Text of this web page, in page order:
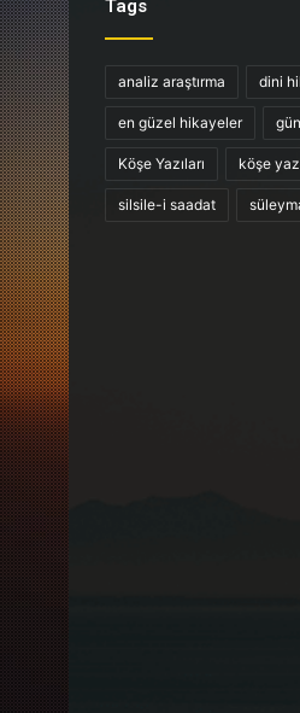
Tags
analiz araştırma dini
en güzel hikayeler
Köşe Yazıları köşe
silsile-i saadat